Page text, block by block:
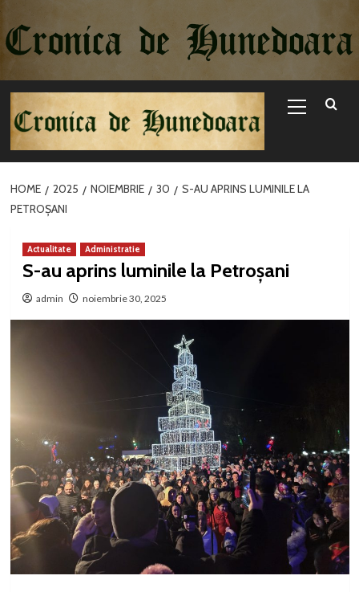
la
conținut
Menu
HOME 2025 NOIEMBRIE 30
S-AU APRINS LUMINILE LA
PETROȘANI
Actualitate Administratie
S-au aprins luminile la Petroșani
admin noiembrie 30, 2025